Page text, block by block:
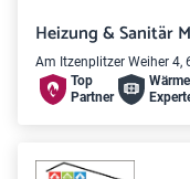
Heizung & Sanitär
Am Itzenplitzer Weiher 4,
Top
Partner